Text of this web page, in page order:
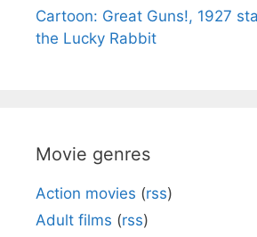
Cartoon: Great Guns!, 1927
the Lucky Rabbit
Movie genres
Action movies (rss)
Adult films (rss)